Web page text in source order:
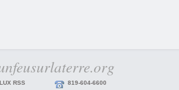
RSS 819-604-6600